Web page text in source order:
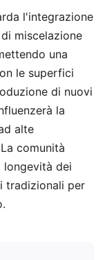
l'integrazione
miscelazione
una
le superfici
di nuovi
la
alte
comunità
longevità dei
tradizionali per